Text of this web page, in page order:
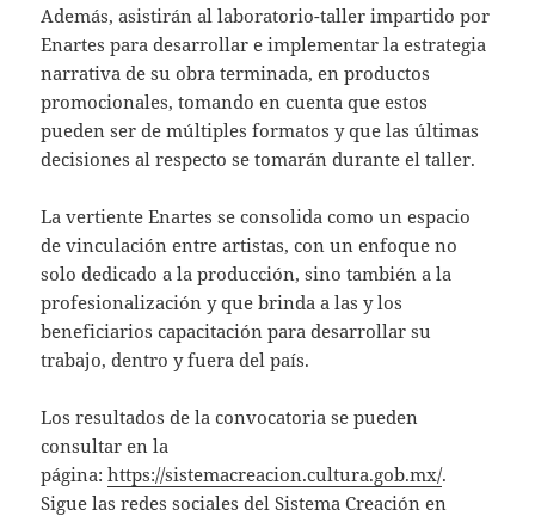
Además, asistirán al laboratorio-taller impartido por
Enartes para desarrollar e implementar la estrategia
narrativa de su obra terminada, en productos
promocionales, tomando en cuenta que estos
pueden ser de múltiples formatos y que las últimas
decisiones al respecto se tomarán durante el taller.
La vertiente Enartes se consolida como un espacio
de vinculación entre artistas, con un enfoque no
solo dedicado a la producción, sino también a la
profesionalización y que brinda a las y los
beneficiarios capacitación para desarrollar su
trabajo, dentro y fuera del país.
Los resultados de la convocatoria se pueden
consultar en la
página:https://sistemacreacion.cultura.gob.mx/.
Sigue las redes sociales del Sistema Creación en